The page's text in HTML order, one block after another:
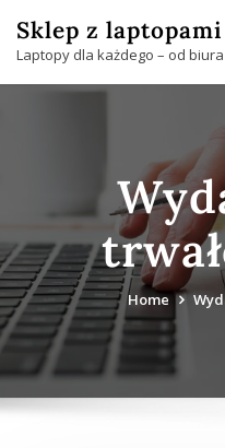
content
Sklep z laptopami
Laptopy dla każdego – od
Home